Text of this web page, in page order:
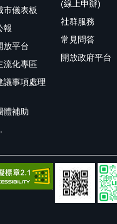
市儀表板
報
放平台
流化專區
議事項處理
體補助
(線上申辦)
社群服務
常見問答
開放政府平台